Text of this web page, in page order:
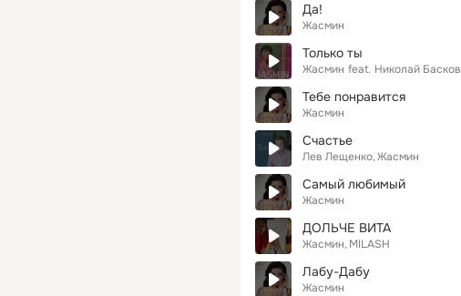
Да!
Жасмин
Только ты
Жасмин feat. Николай Басков
Тебе понравится
Жасмин
Счастье
Лев Лещенко Жасмин
Самый любимый
Жасмин
ДОЛЬЧЕ ВИТА
Жасмин MILASH
Лабу-Дабу
Жасмин